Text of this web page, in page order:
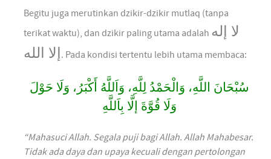
Begitu juga merutinkan dzikir-dzikir mutlaq (tanpa
terikat waktu), dan dzikir paling utama adalah لا إله
إلا الله . Pada kondisi tertentu lebih utama membaca:
سُبْحَانَ اللَّهِ، وَالْحَمْدُ لِلَّهِ، وَاَللَّهُ أَكْبَرُ، وَلَا حَوْلَ
وَلَا قُوَّةَ إلَّا بِاَللَّهِ
“Mahasuci Allah. Segala puji bagi Allah. Allah Mahabesar.
Tidak ada daya dan upaya kecuali dengan pertolongan